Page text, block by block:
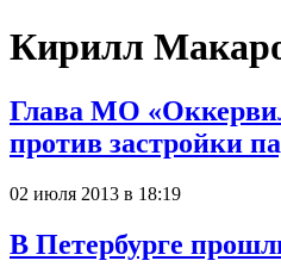
Кирилл
Глава МО
против застройки
02 июля 2013 в 18:19
В Петербурге